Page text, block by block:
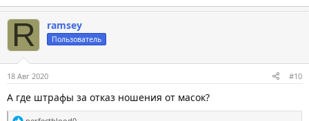
Учет предыдущих обновлений:
...
R ramsey
Пользователь
18 Авг 2020 #10
А где штрафы за отказ ношения от масок?